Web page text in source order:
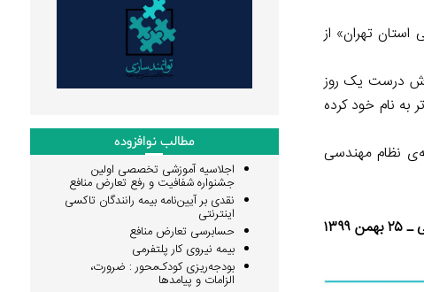
۸ مرکز بهاران به سازمان بهزیستی استان تهران» از
درست یک روز
برتر به نام خود کرده
نظام مهندسی
مطالب نوافزوده
اجلاسیه آموزشی تخصصی اولین
جشنواره شفافیت و رفع تعارض منافع
نقدی بر آیین‌نامه بیمه رانندگان تاکسی
اینترنتی
حسابرسی تعارض منافع
بیمه نیروی کار پلتفرمی
بودجه‌ریزی کودک‌محور : ضرورت،
الزامات و پیامدها